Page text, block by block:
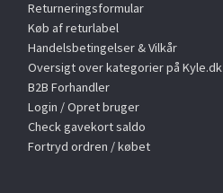
Returneringsformular
Køb af returlabel
Handelsbetingelser & Vilkår
Oversigt over kategorier på Kyle.dk
B2B Forhandler
Login / Opret bruger
Check gavekort saldo
Fortryd ordren / købet